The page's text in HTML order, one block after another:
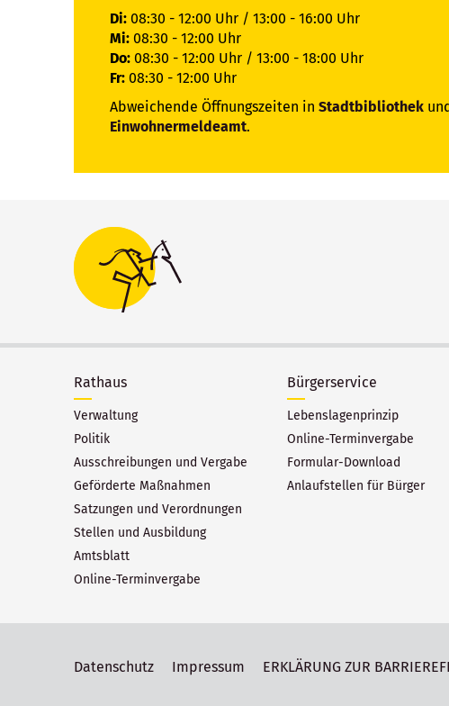
Di: 08:30 - 12:00 Uhr / 13:00 - 16:00 Uhr
Mi: 08:30 - 12:00 Uhr
Do: 08:30 - 12:00 Uhr / 13:00 - 18:00 Uhr
Fr: 08:30 - 12:00 Uhr
Abweichende Öffnungszeiten in Stadtbibliothek und
Einwohnermeldeamt.
Rathaus
Verwaltung
Politik
Ausschreibungen und Vergabe
Geförderte Maßnahmen
Satzungen und Verordnungen
Stellen und Ausbildung
Amtsblatt
Online-Terminvergabe
Bürgerservice
Lebenslagenprinzip
Online-Terminvergabe
Formular-Download
Anlaufstellen für Bürger
Datenschutz Impressum ERKLÄRUNG ZUR